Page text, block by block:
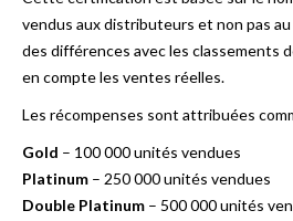
vendus aux distributeurs et non pas
des différences avec les classements
en compte les ventes réelles.
Les récompenses sont attribuées
Gold – 100 000 unités vendues
Platinum – 250 000 unités vendues
Double Platinum – 500 000 unités